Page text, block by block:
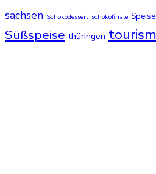
sachsen Schokodessert schokofinale
Süßspeise thüringen